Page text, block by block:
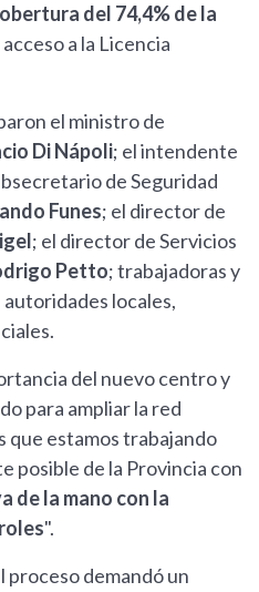
del 74,4% de la
a la Licencia
el ministro de
Di Nápoli; el intendente
de Seguridad
Funes; el director de
; el director de Servicios
Petto; trabajadoras y
locales,
del nuevo centro y
para ampliar la red
que estamos trabajando
posible de la Provincia con
de la mano con la
".
proceso demandó un